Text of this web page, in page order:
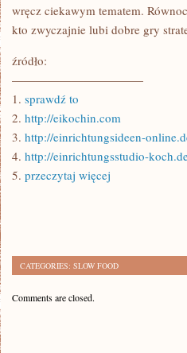
wręcz ciekawym tematem.
kto zwyczajnie lubi dobre gry
źródło:
———————————
1. sprawdź to
2. http://eikochin.com
3. http://einrichtungsideen-
4. http://einrichtungsstudio-
5. przeczytaj więcej
CATEGORIES: SLOW FOOD
Comments are closed.